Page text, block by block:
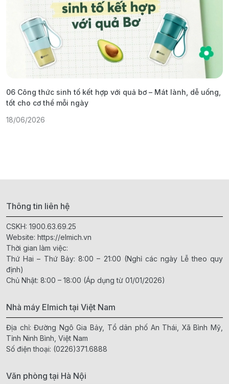
06 Công thức sinh tố kết hợp với quả bơ – Mát lành, dễ uống,
tốt cho cơ thể mỗi ngày
18/06/2026
Thông tin liên hệ
CSKH: 1900.63.69.25
Website: https://elmich.vn
Thời gian làm việc:
Thứ Hai – Thứ Bảy: 8:00 – 21:00 (Nghỉ các ngày Lễ theo quy
định)
Chủ Nhật: 8:00 – 18:00 (Áp dụng từ 01/01/2026)
Nhà máy Elmich tại Việt Nam
Địa chỉ: Đường Ngô Gia Bảy, Tổ dân phố An Thái, Xã Bình Mỹ,
Tỉnh Ninh Bình, Việt Nam
Số điện thoại: (0226)371.6888
Văn phòng tại Hà Nội